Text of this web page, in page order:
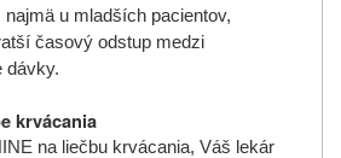
u mladších pacientov,
časový odstup medzi
dávky.
krvácania
na liečbu krvácania, Váš lekár